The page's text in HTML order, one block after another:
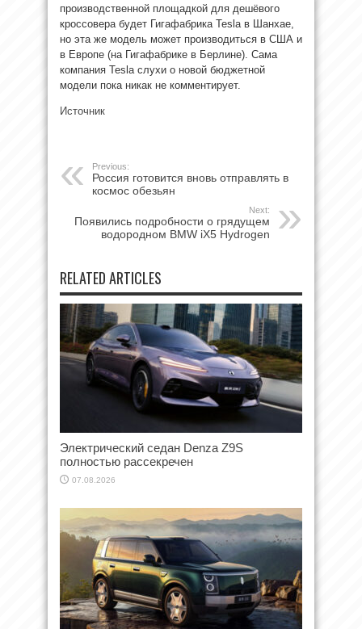
производственной площадкой для дешёвого
кроссовера будет Гигафабрика Tesla в Шанхае,
но эта же модель может производиться в США и
в Европе (на Гигафабрике в Берлине). Сама
компания Tesla слухи о новой бюджетной
модели пока никак не комментирует.
Источник
Previous:
Россия готовится вновь отправлять в
космос обезьян
Next:
Появились подробности о грядущем
водородном BMW iX5 Hydrogen
RELATED ARTICLES
Электрический седан Denza Z9S
полностью рассекречен
07.08.2026